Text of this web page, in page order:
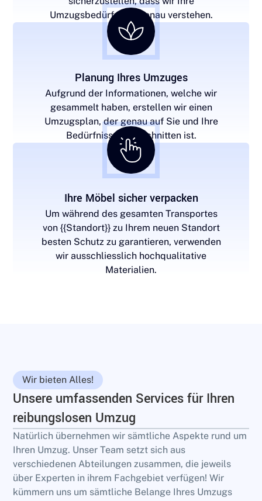
Umzugsbedürfnisse genau verstehen.
Planung Ihres Umzuges
Aufgrund der Informationen, welche wir
gesammelt haben, erstellen wir einen
Umzugsplan, der genau auf Sie und Ihre
Bedürfnisse zugeschnitten ist.
Ihre Möbel sicher verpacken
Um während des gesamten Transportes
von {{Standort}} zu Ihrem neuen Standort
besten Schutz zu garantieren, verwenden
wir ausschliesslich hochqualitative
Materialien.
Wir bieten Alles!
Unsere umfassenden Services für Ihren
reibungslosen Umzug
Natürlich übernehmen wir sämtliche Aspekte rund um
Ihren Umzug. Unser Team setzt sich aus
verschiedenen Abteilungen zusammen, die jeweils
über Experten in ihrem Fachgebiet verfügen! Wir
kümmern uns um sämtliche Belange Ihres Umzugs